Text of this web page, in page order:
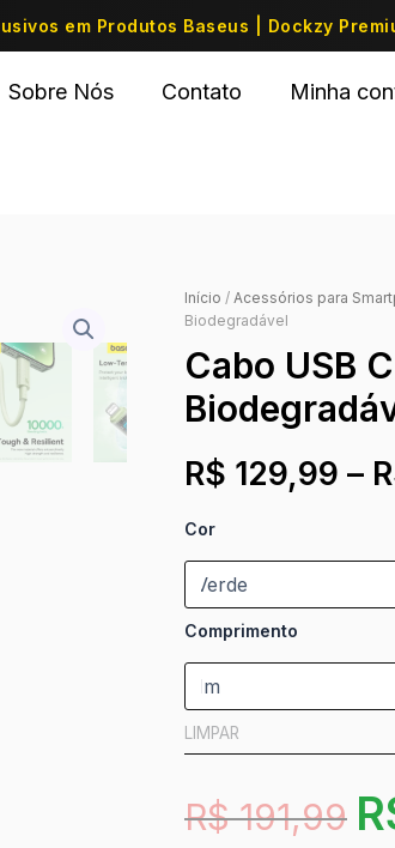
em Produtos Baseus | Dockzy
Sobre Nós Contato Minha
Início / Acessórios para
Biodegradável
Cabo USB
R$ 129,99 –
Cor
Comprimento
LIMPAR
R$191,99